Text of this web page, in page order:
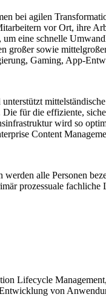
bei agilen
vor Ort, ihre
eine schnelle
großer sowie
Gaming, App-
für die effiziente,
wird so
Content
alle Personen
prozessuale
Lifecycle
von